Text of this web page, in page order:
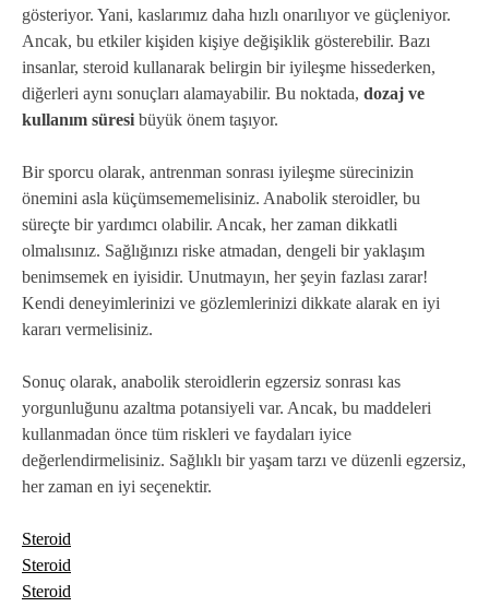
gösteriyor. Yani, kaslarımız daha hızlı onarılıyor ve güçleniyor.
Ancak, bu etkiler kişiden kişiye değişiklik gösterebilir. Bazı
insanlar, steroid kullanarak belirgin bir iyileşme hissederken,
diğerleri aynı sonuçları alamayabilir. Bu noktada, dozaj ve
kullanım süresi büyük önem taşıyor.
Bir sporcu olarak, antrenman sonrası iyileşme sürecinizin
önemini asla küçümsememelisiniz. Anabolik steroidler, bu
süreçte bir yardımcı olabilir. Ancak, her zaman dikkatli
olmalısınız. Sağlığınızı riske atmadan, dengeli bir yaklaşım
benimsemek en iyisidir. Unutmayın, her şeyin fazlası zarar!
Kendi deneyimlerinizi ve gözlemlerinizi dikkate alarak en iyi
kararı vermelisiniz.
Sonuç olarak, anabolik steroidlerin egzersiz sonrası kas
yorgunluğunu azaltma potansiyeli var. Ancak, bu maddeleri
kullanmadan önce tüm riskleri ve faydaları iyice
değerlendirmelisiniz. Sağlıklı bir yaşam tarzı ve düzenli egzersiz,
her zaman en iyi seçenektir.
Steroid
Steroid
Steroid